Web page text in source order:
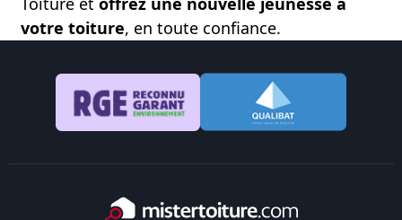
votre toiture, en toute confiance.